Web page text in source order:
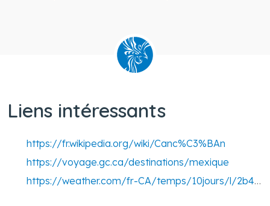
Liens intéressants
https://fr.wikipedia.org/wiki/Canc%C3%BAn
https://voyage.gc.ca/destinations/mexique
https://weather.com/fr-CA/temps/10jours/l/2b41c81e3a9dd1ab0c32d6e6bc7defea517d8c6ace2c02aaf435d26c857c7453